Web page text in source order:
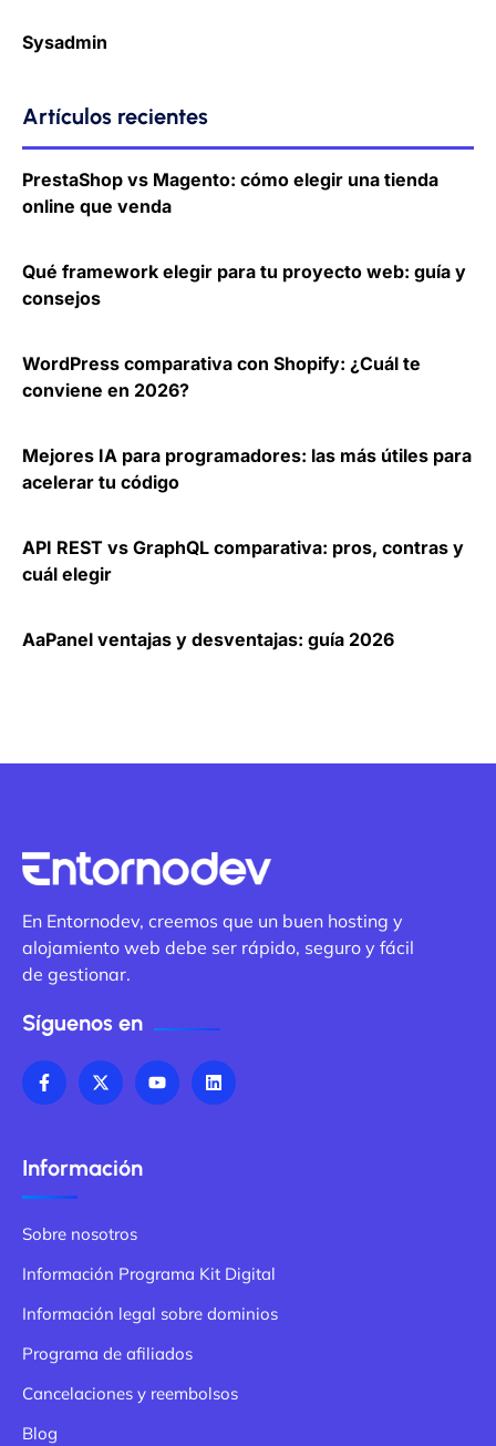
Sysadmin
Artículos recientes
PrestaShop vs Magento: cómo elegir una tienda
online que venda
Qué framework elegir para tu proyecto web: guía y
consejos
WordPress comparativa con Shopify: ¿Cuál te
conviene en 2026?
Mejores IA para programadores: las más útiles para
acelerar tu código
API REST vs GraphQL comparativa: pros, contras y
cuál elegir
AaPanel ventajas y desventajas: guía 2026
En Entornodev, creemos que un buen hosting y
alojamiento web debe ser rápido, seguro y fácil
de gestionar.
Síguenos en
Información
Sobre nosotros
Información Programa Kit Digital
Información legal sobre dominios
Programa de afiliados
Cancelaciones y reembolsos
Blog